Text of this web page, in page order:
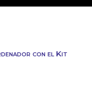
con el Kit